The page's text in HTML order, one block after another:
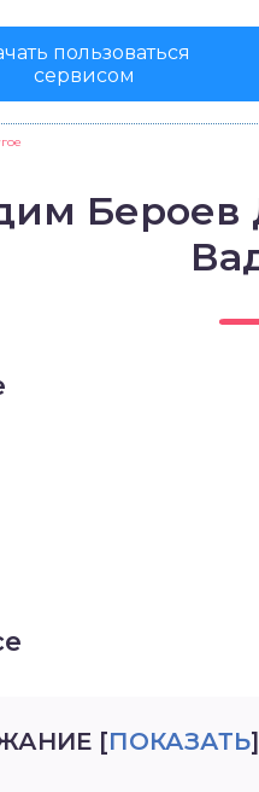
пользоваться
сервисом
Бероев
[ПОКАЗАТЬ]